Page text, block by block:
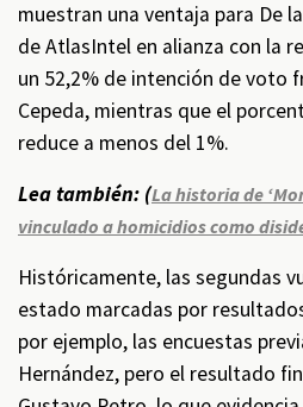
muestran una ventaja para De
de AtlasIntel en alianza con la
un 52,2% de intención de voto
Cepeda, mientras que el
reduce a menos del 1%.
Lea también: (La historia de
vinculado a homicidios como
Históricamente, las segundas
estado marcadas por
por ejemplo, las encuestas
Hernández, pero el resultado